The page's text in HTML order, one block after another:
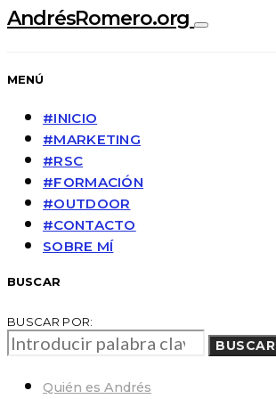
AndrésRomero.org
MENÚ
#INICIO
#MARKETING
#RSC
#FORMACIÓN
#OUTDOOR
#CONTACTO
SOBRE MÍ
BUSCAR
BUSCAR POR:
BUSCAR
Quién es Andrés